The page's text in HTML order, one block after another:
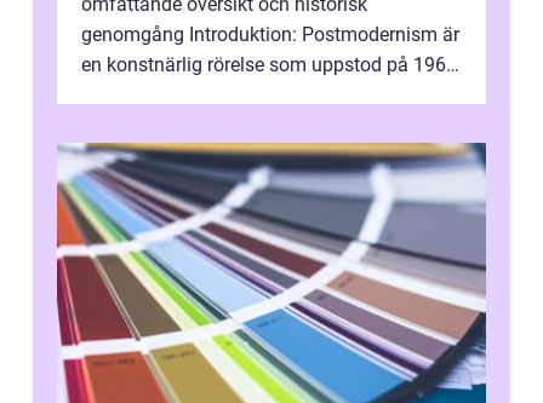
genomgång Introduktion: Postmodernism är
en konstnärlig rörelse som uppstod på 1960-